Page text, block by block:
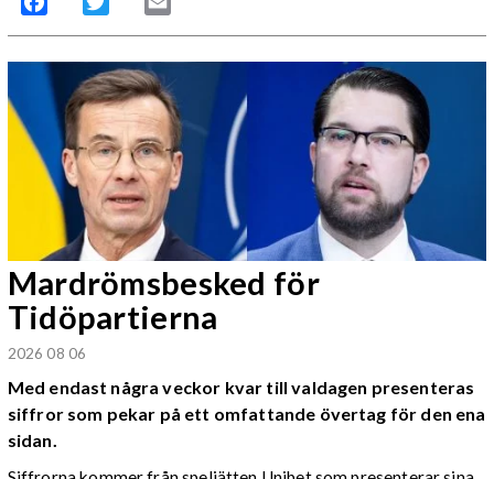
Mardrömsbesked för
Tidöpartierna
2026 08 06
Med endast några veckor kvar till valdagen presenteras
siffror som pekar på ett omfattande övertag för den ena
sidan.